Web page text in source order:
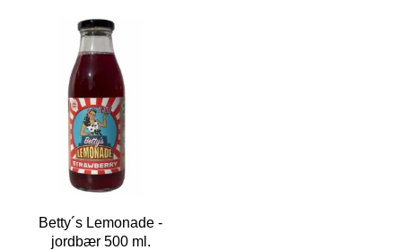
Betty´s Lemonade -
jordbær 500 ml.